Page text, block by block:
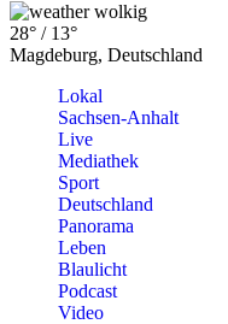
wolkig
28° / 13°
Magdeburg, Deutschland
Lokal
Sachsen-Anhalt
Live
Mediathek
Sport
Deutschland
Panorama
Leben
Blaulicht
Podcast
Video